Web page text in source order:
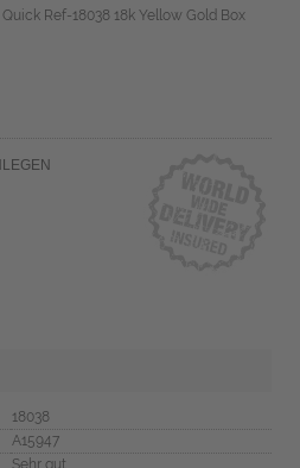
Ref-18038 18k Yellow Gold Box
18038
A15947
Sehr gut